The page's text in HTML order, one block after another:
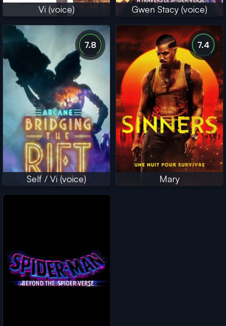
Vi (voice) Gwen Stacy (voice)
7.8
Self / Vi (voice)
7.4
Mary